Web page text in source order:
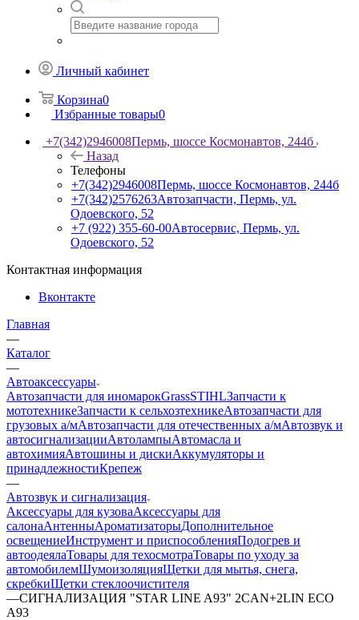
Личный кабинет
Корзина0
Избранные товары0
+7(342)2946008Пермь, шоссе Космонавтов, 244б
Назад
Телефоны
+7(342)2946008Пермь, шоссе Космонавтов, 244б
+7(342)2576263Автозапчасти, Пермь, ул.
Одоевского, 52
+7 (922) 355-60-00Автосервис, Пермь, ул.
Одоевского, 52
Контактная информация
Вконтакте
Главная
—
Каталог
—
Автоаксессуары
Автозапчасти для иномарокGrassSTIHLЗапчасти к
мототехникеЗапчасти к сельхозтехникеАвтозапчасти для
грузовых а/мАвтозапчасти для отечественных а/мАвтозвук и
автосигнализацииАвтолампыАвтомасла и
автохимияАвтошины и дискиАккумуляторы и
принадлежностиКрепеж
—
Автозвук и сигнализация
Аксессуары для кузоваАксессуары для
салонаАнтенныАроматизаторыДополнительное
освещениеИнструмент и приспособленияПодогрев и
автоодеялаТовары для техосмотраТовары по уходу за
автомобилемШумоизоляцияЩетки для мытья, снега,
скребкиЩетки стеклоочистителя
—СИГНАЛИЗАЦИЯ "STAR LINE A93" 2CAN+2LIN ECO
A93